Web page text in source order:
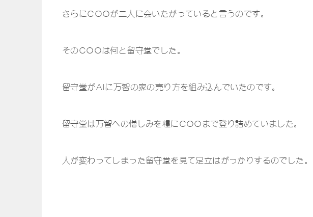
さらにCOOが二人に会いたがっていると言うのです。
そのCOOは何と留守堂でした。
留守堂がAIに万智の家の売り方を組み込んでいたのです。
留守堂は万智への憎しみを糧にCOOまで登り詰めていました。
人が変わってしまった留守堂を見て足立はがっかりするのでした。